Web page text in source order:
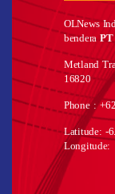
OLNews
bendera
Metland
16820
Phone :
Latitude: -
Longitude: